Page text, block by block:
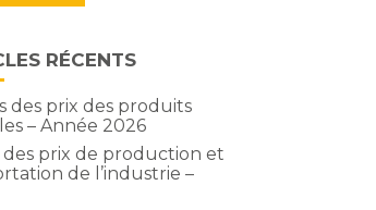
RÉCENTS
des prix des produits
– Année 2026
des prix de production et
de l’industrie –